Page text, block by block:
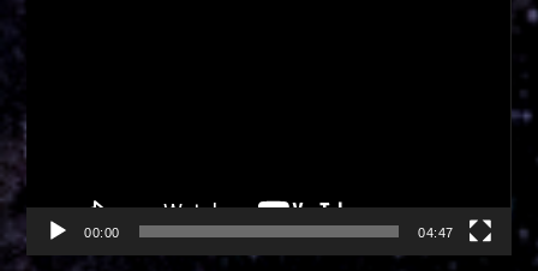
00:00 04:47